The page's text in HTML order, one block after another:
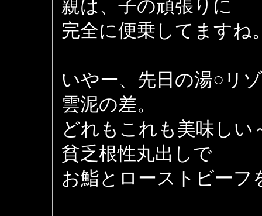
親は、子の頑張りに
完全に便乗してますね
いやー、先日の湯○リ
雲泥の差。
どれもこれも美味しい
貧乏根性丸出しで
お鮨とローストビーフ